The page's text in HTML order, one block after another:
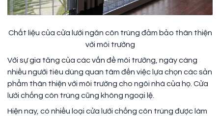
Chất liệu của cửa lưới ngăn côn trùng đảm bảo thân thiện
với môi trường
Với sự gia tăng của các vấn đề môi trường, ngày càng
nhiều người tiêu dùng quan tâm đến việc lựa chọn các sản
phẩm thân thiện với môi trường cho ngôi nhà của họ. Cửa
lưới chống côn trùng cũng không ngoại lệ.
Hiện nay, có nhiều loại cửa lưới chống côn trùng được làm